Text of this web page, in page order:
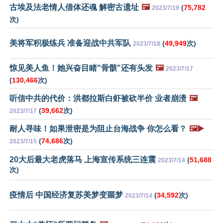
古埃及法老情人借体还魂 解密古遗址 🖼️ 2023/7/19 (75,782
次)
美将军积极练兵 准备迎战中共军队 2023/7/18 (49,949次)
惊见美人鱼！她兴奋目睹"骨骸"还有头发 🖼️ 2023/7/17
(130,466次)
听信中共的代价：洪都拉斯白虾被砍半价 业者崩溃 🖼️
2023/7/17 (39,662次)
耐人寻味！如果泄密是为阻止台海战争 你怎么看？ 🖼️▶️
2023/7/15 (74,686次)
20大后最大老虎落马 上海宣传系统三连震 2023/7/14 (51,688
次)
疫情后 中国经济复苏美梦变噩梦 2023/7/14 (34,592次)